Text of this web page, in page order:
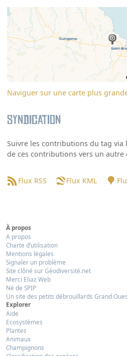
Naviguer sur une carte plus
Syndication
Suivre les contributions du tag via
de ces contributions vers un
Flux RSS Flux KML
À propos
A propos
Charte d’utilisation
Mentions légales
Signaler un problème
Site clôné sur Géodiversité.net
Merci Eliaz Web
Né de SPIP
Un site des petits débrouillards Grand
Explorer
Aide
Ecosystèmes
Plantes
Animaux
Champignons